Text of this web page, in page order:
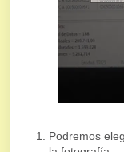
Podremos